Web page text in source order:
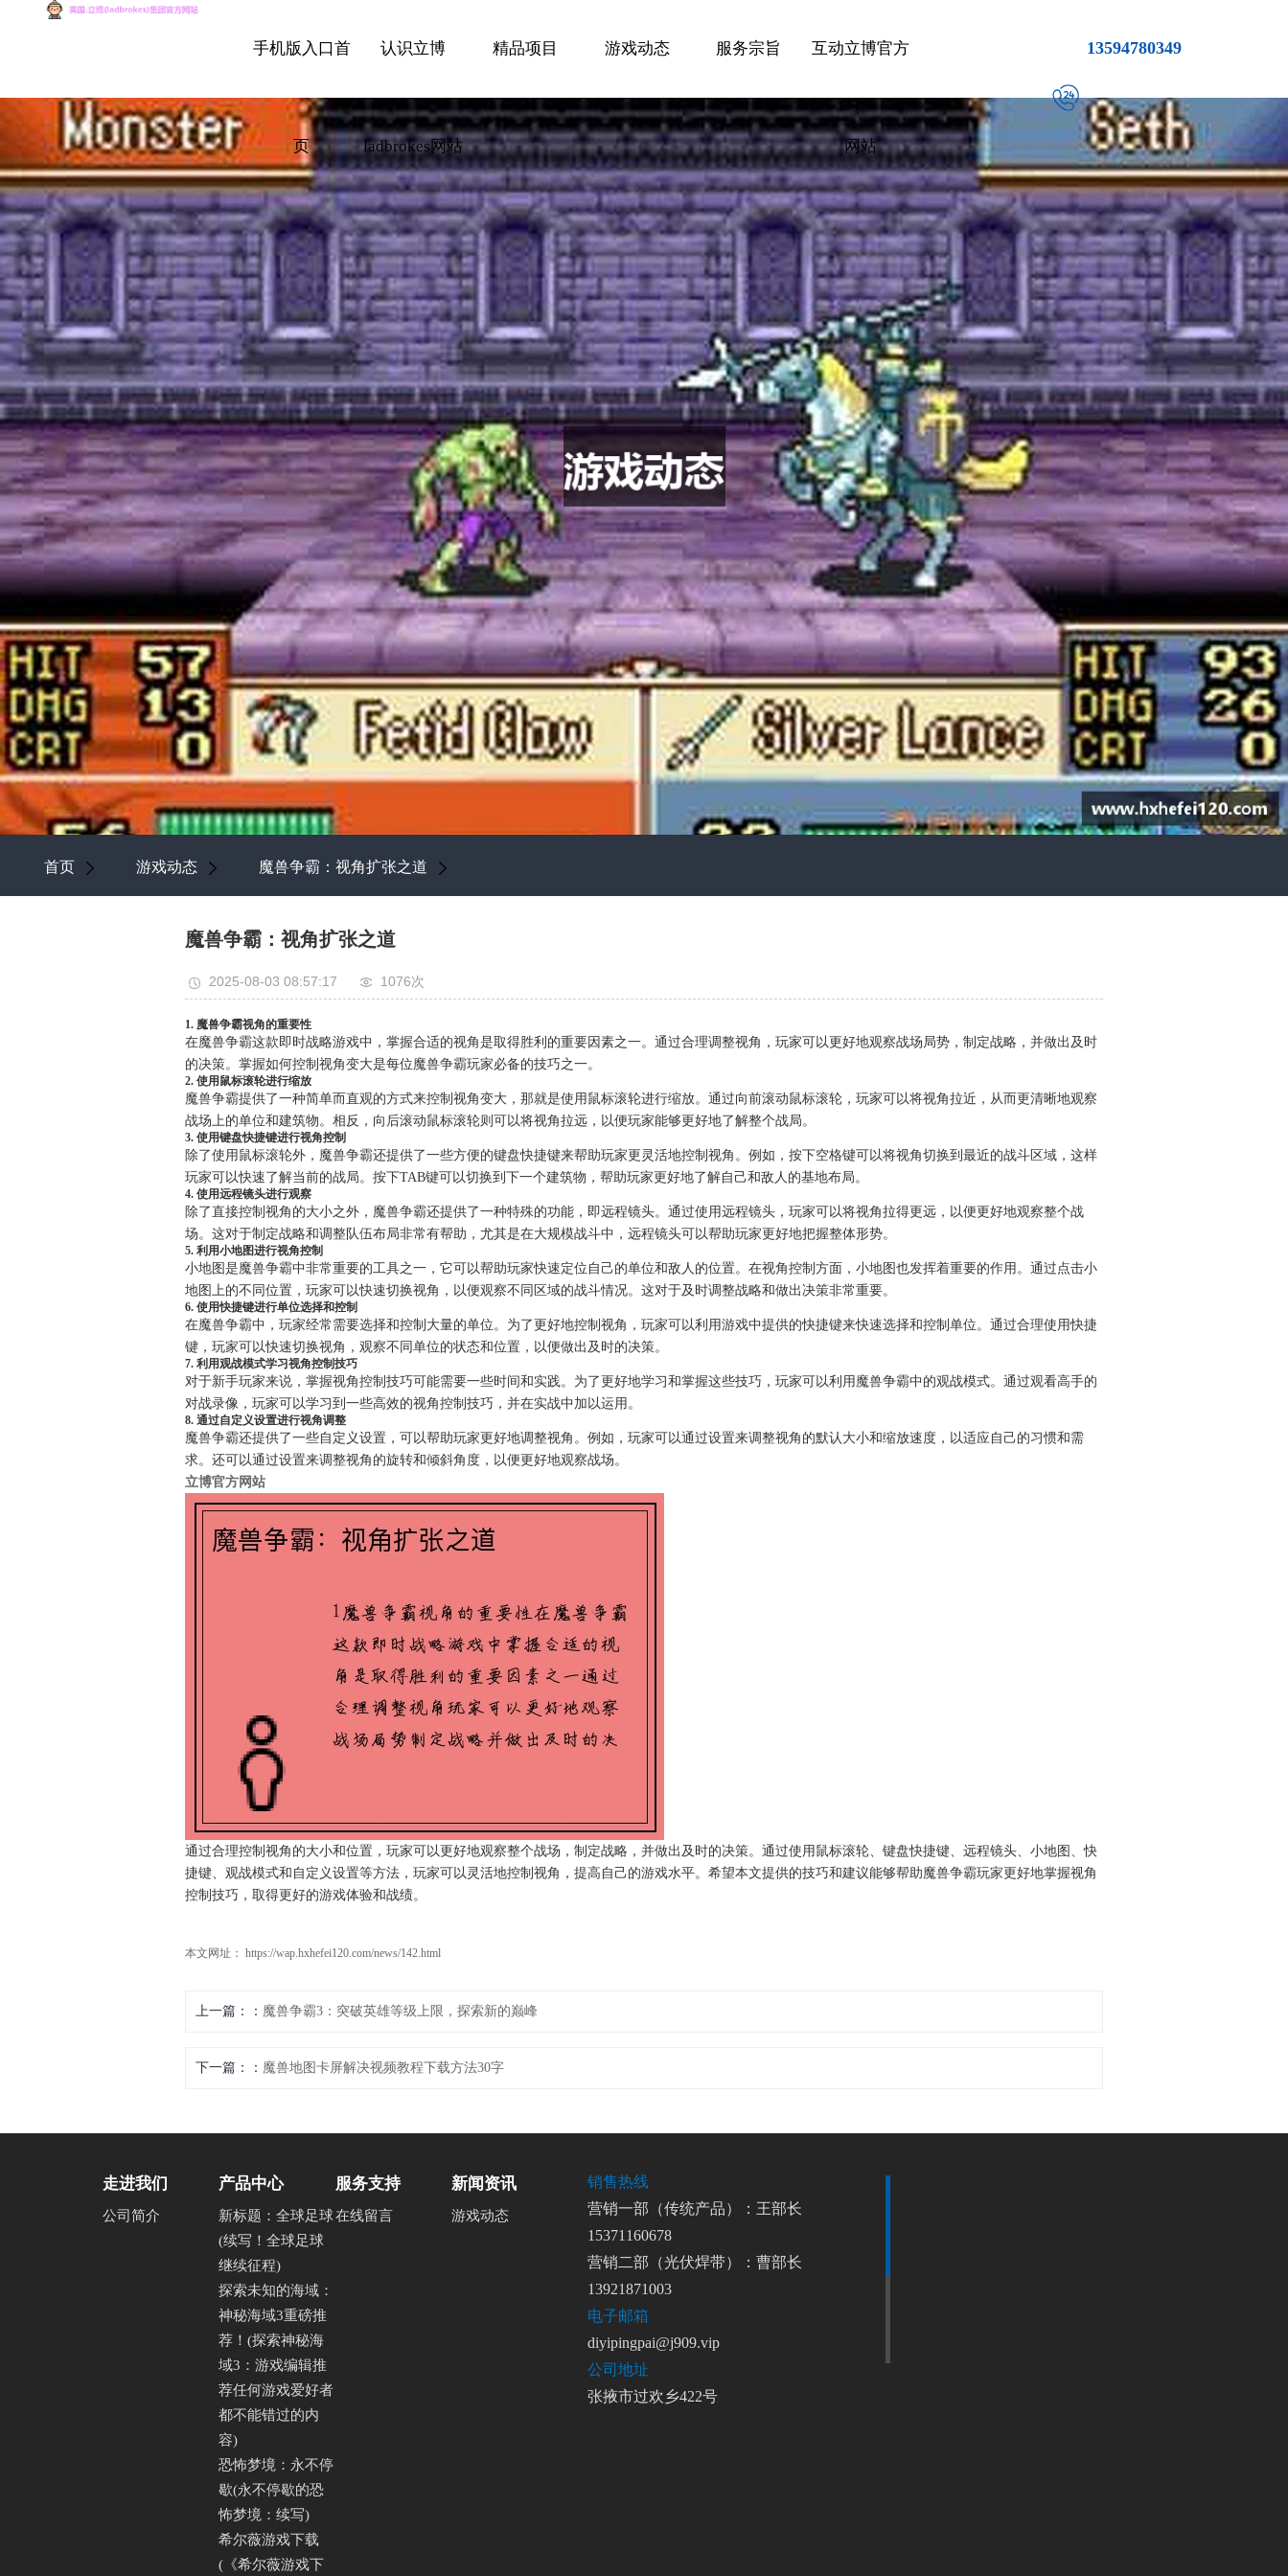
手机版入口首
页
认识立博
ladbrokes网站
精品项目 游戏动态 服务宗旨 互动立博官方
网站
13594780349
首页 游戏动态 魔兽争霸：视角扩张之道
魔兽争霸：视角扩张之道
2025-08-03 08:57:17 1076次
1. 魔兽争霸视角的重要性
在魔兽争霸这款即时战略游戏中，掌握合适的视角是取得胜利的重要因素之一。通过合理调整视角，玩家可以更好地观察战场局势，制定战略，并做出及时
的决策。掌握如何控制视角变大是每位魔兽争霸玩家必备的技巧之一。
2. 使用鼠标滚轮进行缩放
魔兽争霸提供了一种简单而直观的方式来控制视角变大，那就是使用鼠标滚轮进行缩放。通过向前滚动鼠标滚轮，玩家可以将视角拉近，从而更清晰地观察
战场上的单位和建筑物。相反，向后滚动鼠标滚轮则可以将视角拉远，以便玩家能够更好地了解整个战局。
3. 使用键盘快捷键进行视角控制
除了使用鼠标滚轮外，魔兽争霸还提供了一些方便的键盘快捷键来帮助玩家更灵活地控制视角。例如，按下空格键可以将视角切换到最近的战斗区域，这样
玩家可以快速了解当前的战局。按下TAB键可以切换到下一个建筑物，帮助玩家更好地了解自己和敌人的基地布局。
4. 使用远程镜头进行观察
除了直接控制视角的大小之外，魔兽争霸还提供了一种特殊的功能，即远程镜头。通过使用远程镜头，玩家可以将视角拉得更远，以便更好地观察整个战
场。这对于制定战略和调整队伍布局非常有帮助，尤其是在大规模战斗中，远程镜头可以帮助玩家更好地把握整体形势。
5. 利用小地图进行视角控制
小地图是魔兽争霸中非常重要的工具之一，它可以帮助玩家快速定位自己的单位和敌人的位置。在视角控制方面，小地图也发挥着重要的作用。通过点击小
地图上的不同位置，玩家可以快速切换视角，以便观察不同区域的战斗情况。这对于及时调整战略和做出决策非常重要。
6. 使用快捷键进行单位选择和控制
在魔兽争霸中，玩家经常需要选择和控制大量的单位。为了更好地控制视角，玩家可以利用游戏中提供的快捷键来快速选择和控制单位。通过合理使用快捷
键，玩家可以快速切换视角，观察不同单位的状态和位置，以便做出及时的决策。
7. 利用观战模式学习视角控制技巧
对于新手玩家来说，掌握视角控制技巧可能需要一些时间和实践。为了更好地学习和掌握这些技巧，玩家可以利用魔兽争霸中的观战模式。通过观看高手的
对战录像，玩家可以学习到一些高效的视角控制技巧，并在实战中加以运用。
8. 通过自定义设置进行视角调整
魔兽争霸还提供了一些自定义设置，可以帮助玩家更好地调整视角。例如，玩家可以通过设置来调整视角的默认大小和缩放速度，以适应自己的习惯和需
求。还可以通过设置来调整视角的旋转和倾斜角度，以便更好地观察战场。
立博官方网站
通过合理控制视角的大小和位置，玩家可以更好地观察整个战场，制定战略，并做出及时的决策。通过使用鼠标滚轮、键盘快捷键、远程镜头、小地图、快
捷键、观战模式和自定义设置等方法，玩家可以灵活地控制视角，提高自己的游戏水平。希望本文提供的技巧和建议能够帮助魔兽争霸玩家更好地掌握视角
控制技巧，取得更好的游戏体验和战绩。
本文网址： https://wap.hxhefei120.com/news/142.html
上一篇： 魔兽争霸3：突破英雄等级上限，探索新的巅峰
下一篇： 魔兽地图卡屏解决视频教程下载方法30字
走进我们
公司简介
产品中心
新标题：全球足球
(续写！全球足球
继续征程)
探索未知的海域：
神秘海域3重磅推
荐！(探索神秘海
域3：游戏编辑推
荐任何游戏爱好者
都不能错过的内
容)
恐怖梦境：永不停
歇(永不停歇的恐
怖梦境：续写)
希尔薇游戏下载
(《希尔薇游戏下
服务支持
在线留言
新闻资讯
游戏动态
销售热线
营销一部（传统产品）：王部长
15371160678
营销二部（光伏焊带）：曹部长
13921871003
电子邮箱
diyipingpai@j909.vip
公司地址
张掖市过欢乡422号